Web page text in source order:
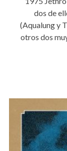
dos de
(Aqualung y
otros dos